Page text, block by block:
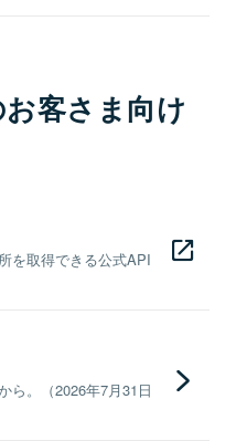
客さま向け
を取得できる公式API
ら。（2026年7月31日